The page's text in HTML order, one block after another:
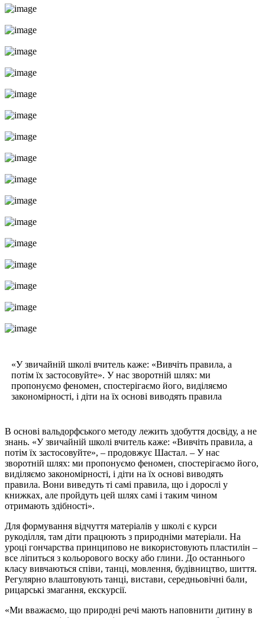
«У звичайній школі вчитель каже: «Вивчіть правила, а
потім їх застосовуйте». У нас зворотній шлях: ми
пропонуємо феномен, спостерігаємо його, виділяємо
закономірності, і діти на їх основі виводять правила
В основі вальдорфського методу лежить здобуття досвіду, а не
знань. «У звичайній школі вчитель каже: «Вивчіть правила, а
потім їх застосовуйте», – продовжує Шастал. – У нас
зворотній шлях: ми пропонуємо феномен, спостерігаємо його,
виділяємо закономірності, і діти на їх основі виводять
правила. Вони виведуть ті самі правила, що і дорослі у
книжках, але пройдуть цей шлях самі і таким чином
отримають здібності».
Для формування відчуття матеріалів у школі є курси
рукоділля, там діти працюють з природніми матеріали. На
уроці гончарства принципово не використовують пластилін –
все ліпиться з кольорового воску або глини. До останнього
класу вивчаються співи, танці, мовлення, будівництво, шиття.
Регулярно влаштовують танці, вистави, середньовічні бали,
рицарські змагання, екскурсії.
«Ми вважаємо, що природні речі мають наповнити дитину в